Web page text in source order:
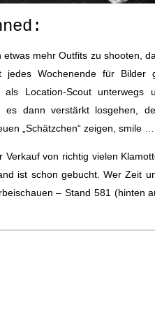
mehr Outfits zu shooten,
jedes Wochenende für Bilder
Location-Scout unterwegs
dann verstärkt losgehen,
„Schätzchen“ zeigen, smile …
von richtig vielen
ist schon gebucht. Wer Zeit
– Stand 581 (hinten